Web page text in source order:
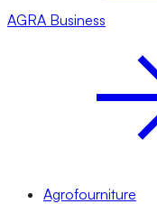
AGRA Business
Agrofourniture